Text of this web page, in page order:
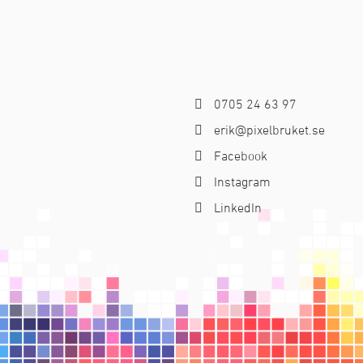
0705 24 63 97
erik@pixelbruket.se
Facebook
Instagram
LinkedIn